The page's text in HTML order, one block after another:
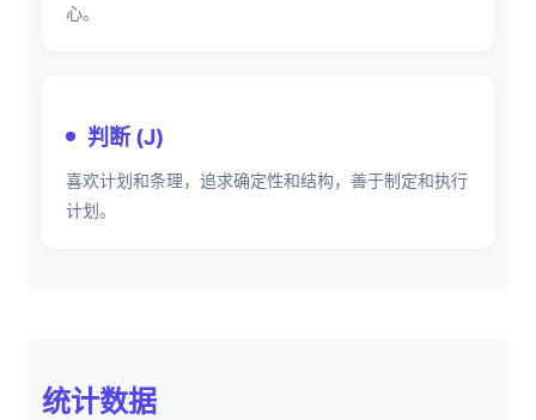
心。
判断 (J)
喜欢计划和条理，追求确定性和结构，善于制定和执行
计划。
统计数据